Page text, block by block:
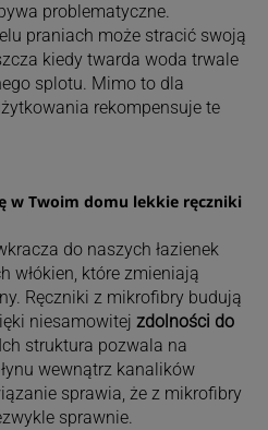
problematyczne.
praniach może stracić swoją
kiedy twarda woda trwale
splotu. Mimo to dla
rekompensuje te
w Twoim domu lekkie ręczniki
do naszych łazienek
włókien, które zmieniają
Ręczniki z mikrofibry budują
niesamowitej zdolności do
struktura pozwala na
wewnątrz kanalików
sprawia, że z mikrofibry
sprawnie.